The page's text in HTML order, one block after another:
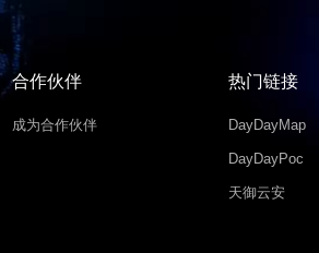
合作伙伴
成为合作伙伴
热门链接
DayDayMap
DayDayPoc
天御云安